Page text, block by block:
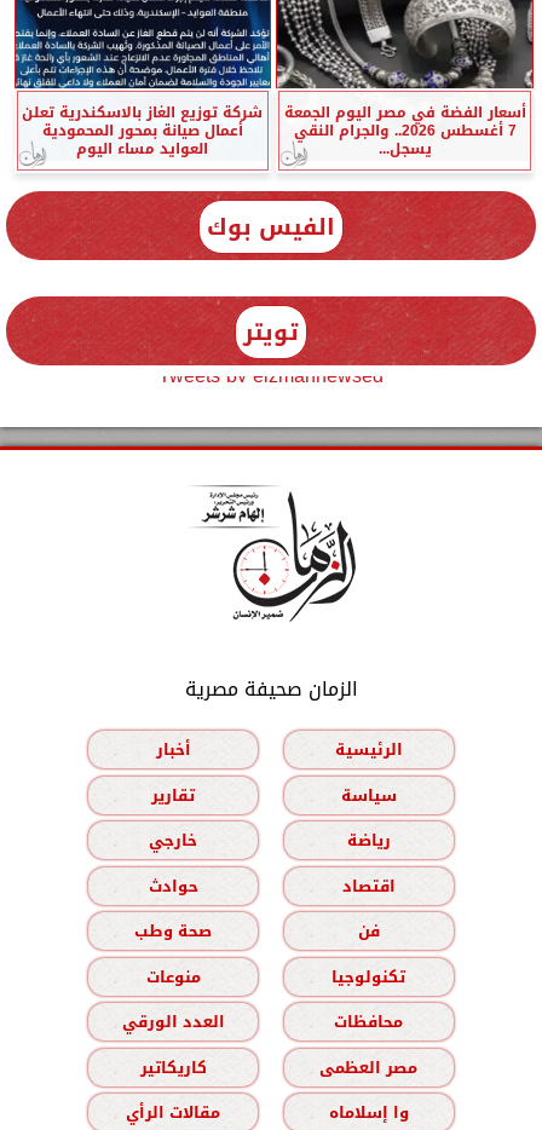
أسعار الفضة في مصر اليوم الجمعة
7 أغسطس 2026.. والجرام النقي
يسجل...
شركة توزيع الغاز بالاسكندرية تعلن
أعمال صيانة بمحور المحمودية
العوايد مساء اليوم
الفيس بوك
تويتر
Tweets by elzmannewseg
الزمان صحيفة مصرية
الرئيسية
أخبار
سياسة
تقارير
رياضة
خارجي
اقتصاد
حوادث
فن
صحة وطب
تكنولوجيا
منوعات
محافظات
العدد الورقي
مصر العظمى
كاريكاتير
وا إسلاماه
مقالات الرأي